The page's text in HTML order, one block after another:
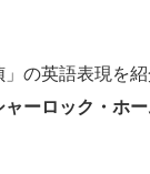
の英語表現を
ーロック・ホ